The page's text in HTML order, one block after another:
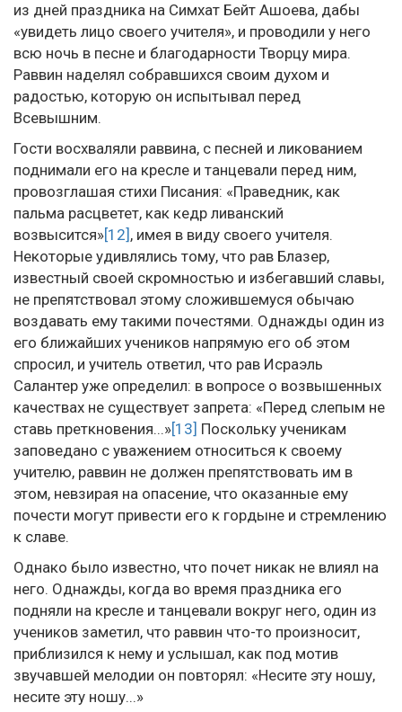
из дней праздника на Симхат Бейт Ашоева, дабы
«увидеть лицо своего учителя», и проводили у него
всю ночь в песне и благодарности Творцу мира.
Раввин наделял собравшихся своим духом и
радостью, которую он испытывал перед
Всевышним.
Гости восхваляли раввина, с песней и ликованием
поднимали его на кресле и танцевали перед ним,
провозглашая стихи Писания: «Праведник, как
пальма расцветет, как кедр ливанский
возвысится»[12] , имея в виду своего учителя.
Некоторые удивлялись тому, что рав Блазер,
известный своей скромностью и избегавший славы,
не препятствовал этому сложившемуся обычаю
воздавать ему такими почестями. Однажды один из
его ближайших учеников напрямую его об этом
спросил, и учитель ответил, что рав Исраэль
Салантер уже определил: в вопросе о возвышенных
качествах не существует запрета: «Перед слепым не
ставь преткновения...»[13] Поскольку ученикам
заповедано с уважением относиться к своему
учителю, раввин не должен препятствовать им в
этом, невзирая на опасение, что оказанные ему
почести могут привести его к гордыне и стремлению
к славе.
Однако было известно, что почет никак не влиял на
него. Однажды, когда во время праздника его
подняли на кресле и танцевали вокруг него, один из
учеников заметил, что раввин что-то произносит,
приблизился к нему и услышал, как под мотив
звучавшей мелодии он повторял: «Несите эту ношу,
несите эту ношу...»